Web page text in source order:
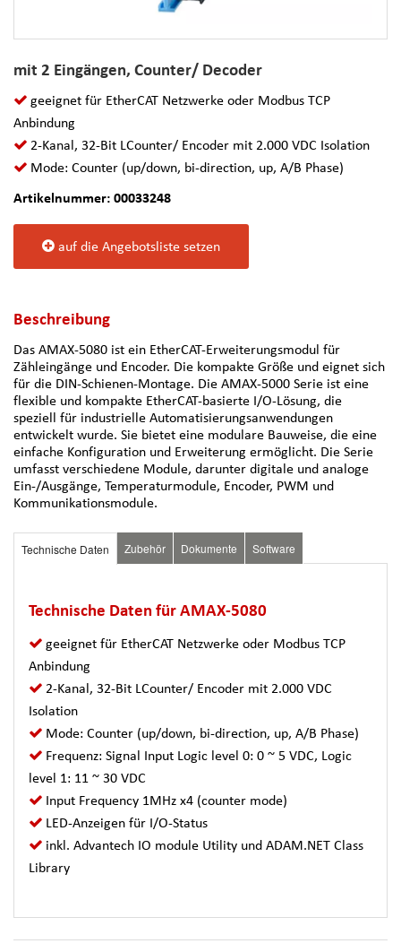
mit 2 Eingängen, Counter/ Decoder
geeignet für EtherCAT Netzwerke oder Modbus TCP
Anbindung
2-Kanal, 32-Bit LCounter/ Encoder mit 2.000 VDC Isolation
Mode: Counter (up/down, bi-direction, up, A/B Phase)
Artikelnummer: 00033248
auf die Angebotsliste setzen
Beschreibung
Das AMAX-5080 ist ein EtherCAT-Erweiterungsmodul für
Zähleingänge und Encoder. Die kompakte Größe und eignet sich
für die DIN-Schienen-Montage. Die AMAX-5000 Serie ist eine
flexible und kompakte EtherCAT-basierte I/O-Lösung, die
speziell für industrielle Automatisierungsanwendungen
entwickelt wurde. Sie bietet eine modulare Bauweise, die eine
einfache Konfiguration und Erweiterung ermöglicht. Die Serie
umfasst verschiedene Module, darunter digitale und analoge
Ein-/Ausgänge, Temperaturmodule, Encoder, PWM und
Kommunikationsmodule.
Technische Daten Zubehör Dokumente Software
Technische Daten für AMAX-5080
geeignet für EtherCAT Netzwerke oder Modbus TCP
Anbindung
2-Kanal, 32-Bit LCounter/ Encoder mit 2.000 VDC
Isolation
Mode: Counter (up/down, bi-direction, up, A/B Phase)
Frequenz: Signal Input Logic level 0: 0 ~ 5 VDC, Logic
level 1: 11 ~ 30 VDC
Input Frequency 1MHz x4 (counter mode)
LED-Anzeigen für I/O-Status
inkl. Advantech IO module Utility und ADAM.NET Class
Library